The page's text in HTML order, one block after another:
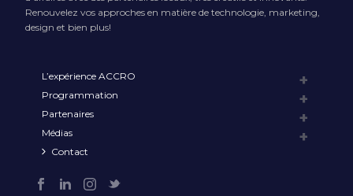
Renouvelez vos approches en matière de technologie, marketing,
design et bien plus!
L’expérience ACCRO
Programmation
Partenaires
Médias
Contact